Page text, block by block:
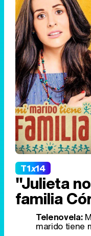
T1x14
"Julieta
familia
Telenovela:
marido tiene